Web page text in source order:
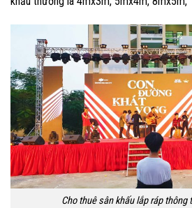
Cho thuê sân khấu lắp ráp thông